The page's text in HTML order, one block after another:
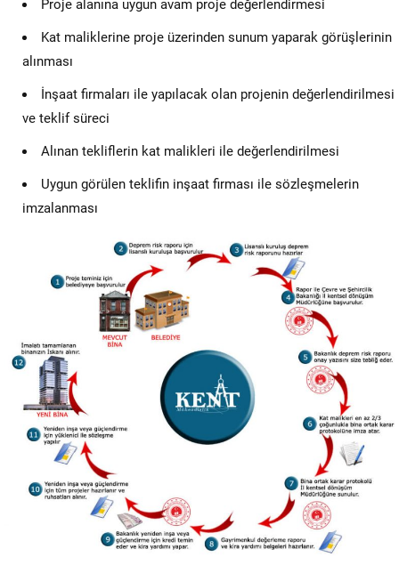
Proje alanına uygun avam proje değerlendirmesi
Kat maliklerine proje üzerinden sunum yaparak görüşlerinin
alınması
İnşaat firmaları ile yapılacak olan projenin değerlendirilmesi
ve teklif süreci
Alınan tekliflerin kat malikleri ile değerlendirilmesi
Uygun görülen teklifin inşaat firması ile sözleşmelerin
imzalanması